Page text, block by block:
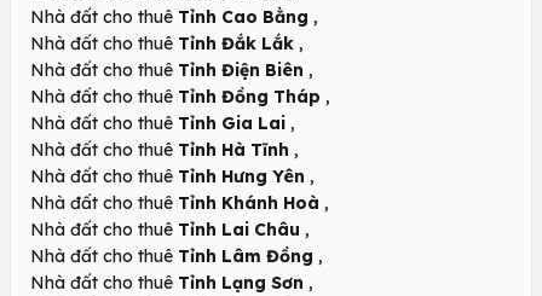
Nhà đất cho thuê Tỉnh Cao Bằng ,
Nhà đất cho thuê Tỉnh Đắk Lắk ,
Nhà đất cho thuê Tỉnh Điện Biên ,
Nhà đất cho thuê Tỉnh Đồng Tháp ,
Nhà đất cho thuê Tỉnh Gia Lai ,
Nhà đất cho thuê Tỉnh Hà Tĩnh ,
Nhà đất cho thuê Tỉnh Hưng Yên ,
Nhà đất cho thuê Tỉnh Khánh Hoà ,
Nhà đất cho thuê Tỉnh Lai Châu ,
Nhà đất cho thuê Tỉnh Lâm Đồng ,
Nhà đất cho thuê Tỉnh Lạng Sơn ,